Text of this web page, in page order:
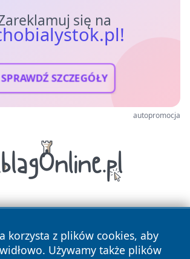
się na
SPRAWDŹ SZCZEGÓŁY
autopromocja
korzysta z plików cookies, aby
Używamy także plików